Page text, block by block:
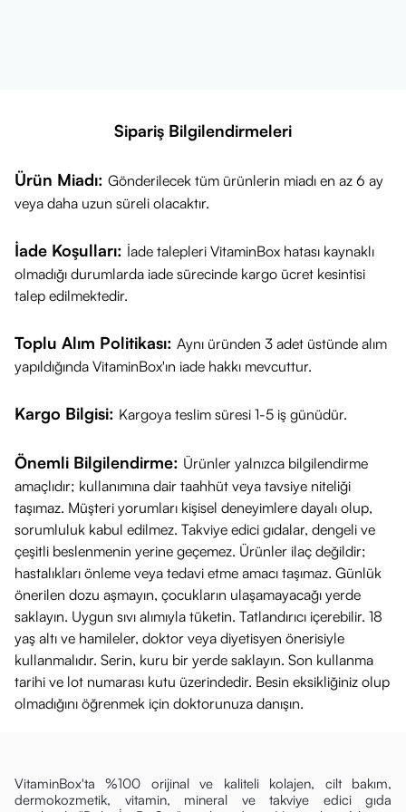
Sipariş Bilgilendirmeleri
Ürün Miadı: Gönderilecek tüm ürünlerin miadı en az 6 ay
veya daha uzun süreli olacaktır.
İade Koşulları: İade talepleri VitaminBox hatası kaynaklı
olmadığı durumlarda iade sürecinde kargo ücret kesintisi
talep edilmektedir.
Toplu Alım Politikası: Aynı üründen 3 adet üstünde alım
yapıldığında VitaminBox'ın iade hakkı mevcuttur.
Kargo Bilgisi: Kargoya teslim süresi 1-5 iş günüdür.
Önemli Bilgilendirme: Ürünler yalnızca bilgilendirme
amaçlıdır; kullanımına dair taahhüt veya tavsiye niteliği
taşımaz. Müşteri yorumları kişisel deneyimlere dayalı olup,
sorumluluk kabul edilmez. Takviye edici gıdalar, dengeli ve
çeşitli beslenmenin yerine geçemez. Ürünler ilaç değildir;
hastalıkları önleme veya tedavi etme amacı taşımaz. Günlük
önerilen dozu aşmayın, çocukların ulaşamayacağı yerde
saklayın. Uygun sıvı alımıyla tüketin. Tatlandırıcı içerebilir. 18
yaş altı ve hamileler, doktor veya diyetisyen önerisiyle
kullanmalıdır. Serin, kuru bir yerde saklayın. Son kullanma
tarihi ve lot numarası kutu üzerindedir. Besin eksikliğiniz olup
olmadığını öğrenmek için doktorunuza danışın.
VitaminBox'ta %100 orijinal ve kaliteli kolajen, cilt bakım,
dermokozmetik, vitamin, mineral ve takviye edici gıda